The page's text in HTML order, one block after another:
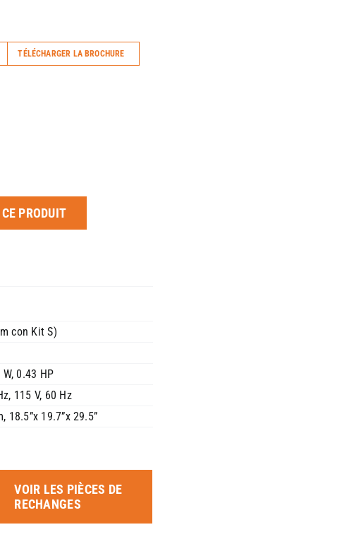
TÉLÉCHARGER LA BROCHURE
PRODUIT
con Kit S)
0.43 HP
115 V, 60 Hz
18.5”x 19.7”x 29.5”
VOIR LES PIÈCES DE
RECHANGES